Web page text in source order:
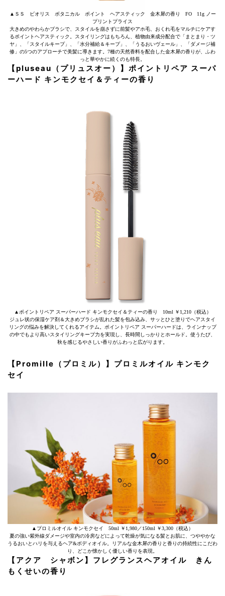
▲ＳＳ ビオリス ボタニカル ポイント ヘアスティック 金木犀の香り FO 11g ノー
プリントプライス
大きめのやわらかブラシで、スタイルを崩さずに前髪やアホ毛、おくれ毛をマルチにケアす
るポイントヘアスティック。スタイリングはもちろん、植物由来成分配合で「まとまり・ツ
ヤ」、「スタイルキープ」、「水分補給＆キープ」、「うるおいヴェール」、「ダメージ補
修」の5つのアプローチで美髪に導きます。7種の天然香料を配合した金木犀の香りが、ふわ
っと華やかに続くのも特長。
【pluseau（プリュスオー）】ポイントリペア スーパ
ーハード キンモクセイ＆ティーの香り
▲ポイントリペア スーパーハード キンモクセイ＆ティーの香り 10ml ￥1,210（税込）
ジュレ状の保湿ケア剤＆大きめブラシが乱れた髪を包み込み、サッとひと塗りでヘアスタイ
リングの悩みを解決してくれるアイテム。ポイントリペア スーパーハードは、ラインナップ
の中でもより高いスタイリングキープ力を実現し、長時間しっかりとホールド。使うたび、
秋を感じるやさしい香りがふわっと広がります。
【Promille（プロミル）】プロミルオイル キンモク
セイ
▲プロミルオイル キンモクセイ 50ml ￥1,980／150ml ￥3,300（税込）
夏の強い紫外線ダメージや室内の冷房などによって乾燥が気になる髪とお肌に、つややかな
うるおいとハリを与えるヘア&ボディオイル。リアルな金木犀の香りと香りの持続性にこだわ
り、どこか懐かしく優しい香りを表現。
【アクア シャボン】フレグランスヘアオイル きん
もくせいの香り